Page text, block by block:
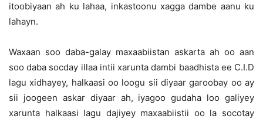
itoobiyaan ah ku lahaa, inkastoonu xagga dambe aanu ku
lahayn.
Waxaan soo daba-galay maxaabiistan askarta ah oo aan
soo daba socday illaa intii xarunta dambi baadhista ee C.I.D
lagu xidhayey, halkaasi oo loogu sii diyaar garoobay oo ay
sii joogeen askar diyaar ah, iyagoo gudaha loo galiyey
xarunta halkaasi lagu dajiyey maxaabiistii oo la socotay